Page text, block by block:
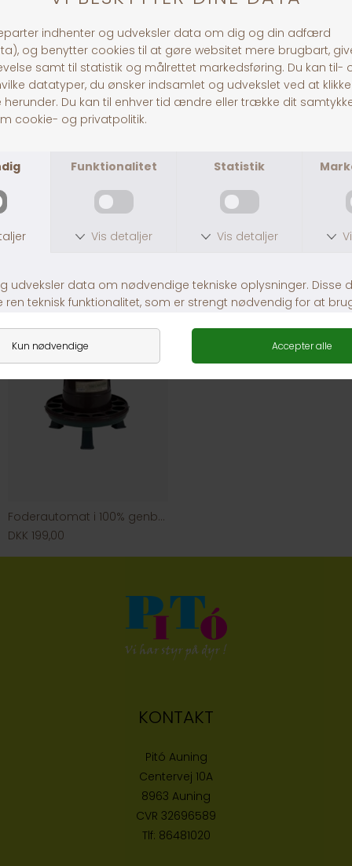
Foderautomat til høns 10 kg.
Vandautomat
Foderautomat i 100% genbrugsplast med ben
DKK 199,00
KONTAKT
Pitó Auning
Centervej 10A
8963 Auning
CVR 32696589
Tlf: 86481020